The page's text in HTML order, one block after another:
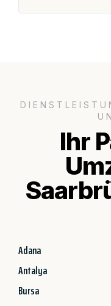
Ihr
Adana
Antalya
Bursa